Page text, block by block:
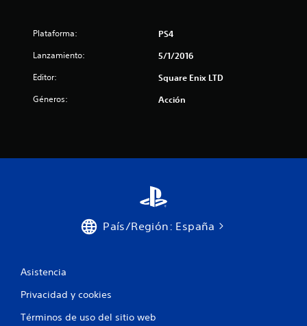
n
Plataforma: PS4
Lanzamiento: 5/1/2016
Editor: Square Enix LTD
Géneros: Acción
País/Región: España
Asistencia
Privacidad y cookies
Términos de uso del sitio web